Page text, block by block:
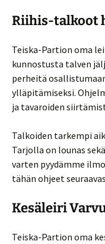
Riihis-talkoot
Teiska-Partion oma
kunnostusta talven
perheitä
ylläpitämiseksi.
ja tavaroiden
Talkoiden tarkempi
Tarjolla on lounas
varten pyydämme
tähän ohjeet
Kesäleiri
Teiska-Partion oma